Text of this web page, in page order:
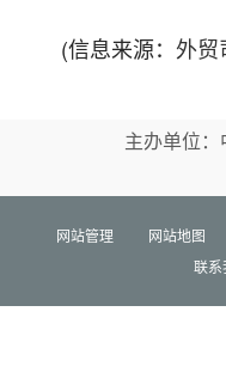
(信息来源： 外贸
主办单位
网站管理 网站地图
联系